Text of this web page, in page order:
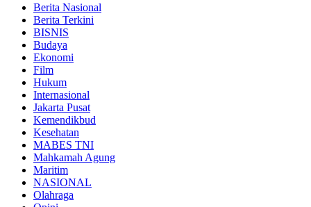
Berita Nasional
Berita Terkini
BISNIS
Budaya
Ekonomi
Film
Hukum
Internasional
Jakarta Pusat
Kemendikbud
Kesehatan
MABES TNI
Mahkamah Agung
Maritim
NASIONAL
Olahraga